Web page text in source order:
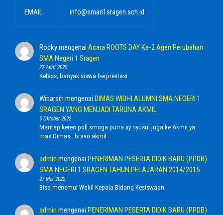
EMAIL info@sman1sragen.sch.id
Rockymengenai Acara ROOTS DAY Ke-2 Agen Perubahan
SMA Negeri 1 Sragen
27 April 2025
Kelass, banyak siswa berprestasi
Winarsih mengenai DIMAS WIDHI ALUMNI SMA NEGERI 1
SRAGEN YANG MENJADI TARUNA AKMIL
5 Oktober 2022
Mantap keren poll smoga putra sy nyusul juga ke Akmil ya
mas Dimas...bravo akmil
admin mengenai PENERIMAN PESERTA DIDIK BARU (PPDB)
SMA NEGERI 1 SRAGEN TAHUN PELAJARAN 2014/2015
27 Mei 2022
Bisa menemui Wakil Kepala Bidang Kesiswaan.
admin mengenai PENERIMAN PESERTA DIDIK BARU (PPDB)